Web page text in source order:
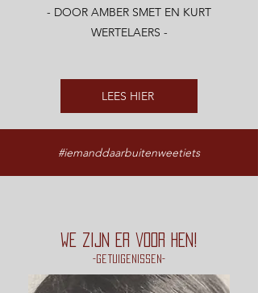
- DOOR AMBER SMET EN KURT
WERTELAERS -
LEES HIER
#iemanddaarbuitenweetiets
we zijn er voor hen!
-getuigenissen-